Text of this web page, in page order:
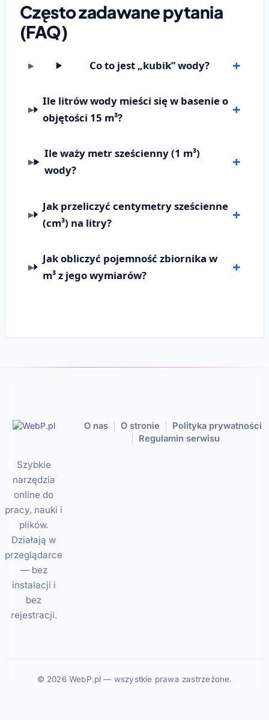
Często zadawane pytania
(FAQ)
Co to jest „kubik” wody?
Ile litrów wody mieści się w basenie o
objętości 15 m³?
Ile waży metr sześcienny (1 m³)
wody?
Jak przeliczyć centymetry sześcienne
(cm³) na litry?
Jak obliczyć pojemność zbiornika w
m³ z jego wymiarów?
Szybkie
narzędzia
online do
pracy, nauki i
plików.
Działają w
przeglądarce
— bez
instalacji i
bez
rejestracji.
O nas O stronie Polityka prywatności
Regulamin serwisu
© 2026 WebP.pl — wszystkie prawa zastrzeżone.